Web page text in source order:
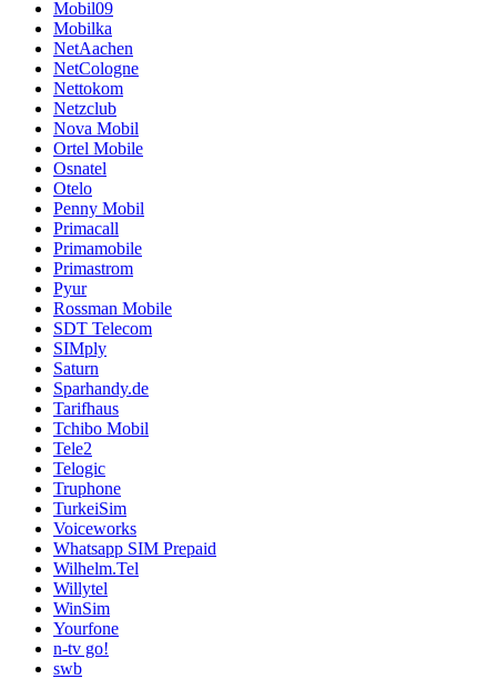
Mobil09
Mobilka
NetAachen
NetCologne
Nettokom
Netzclub
Nova Mobil
Ortel Mobile
Osnatel
Otelo
Penny Mobil
Primacall
Primamobile
Primastrom
Pyur
Rossman Mobile
SDT Telecom
SIMply
Saturn
Sparhandy.de
Tarifhaus
Tchibo Mobil
Tele2
Telogic
Truphone
TurkeiSim
Voiceworks
Whatsapp SIM Prepaid
Wilhelm.Tel
Willytel
WinSim
Yourfone
n-tv go!
swb